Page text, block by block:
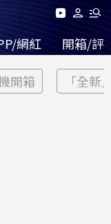
網紅 開箱/評
開箱 「全新